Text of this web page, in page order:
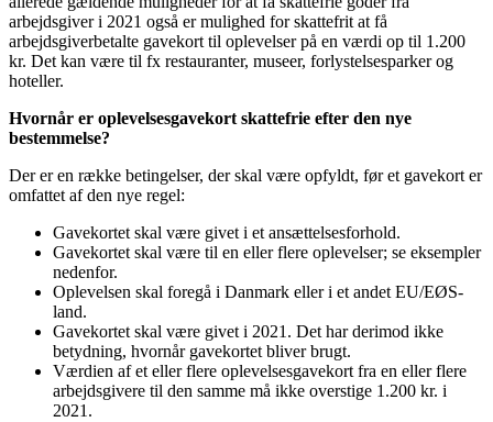
arbejdsgiver i 2021 også er mulighed for skattefrit at få
arbejdsgiverbetalte gavekort til oplevelser på en værdi op til 1.200
kr. Det kan være til fx restauranter, museer, forlystelsesparker og
hoteller.
Hvornår er oplevelsesgavekort skattefrie efter den nye
bestemmelse?
Der er en række betingelser, der skal være opfyldt, før et gavekort er
omfattet af den nye regel:
Gavekortet skal være givet i et ansættelsesforhold.
Gavekortet skal være til en eller flere oplevelser; se eksempler
nedenfor.
Oplevelsen skal foregå i Danmark eller i et andet EU/EØS-
land.
Gavekortet skal være givet i 2021. Det har derimod ikke
betydning, hvornår gavekortet bliver brugt.
Værdien af et eller flere oplevelsesgavekort fra en eller flere
arbejdsgivere til den samme må ikke overstige 1.200 kr. i
2021.